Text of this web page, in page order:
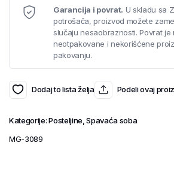
Garancija i povrat. U skladu sa
potrošača, proizvod možete
slučaju nesaobraznosti. Povrat je
neotpakovane i nekorišćene
pakovanju.
Dodaj to lista želja Podeli ovaj
Kategorije:Posteljine ,Spavaća soba
MG-3089